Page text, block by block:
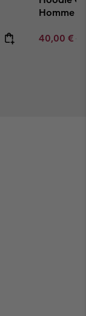
Homme
Sale price:
40,00 €